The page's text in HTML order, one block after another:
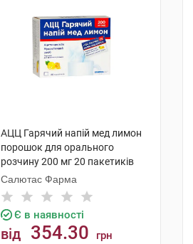
АЦЦ Гарячий напій мед лимон
порошок для орального
розчину 200 мг 20 пакетиків
Салютас Фарма
Є в наявності
від 354.30 грн